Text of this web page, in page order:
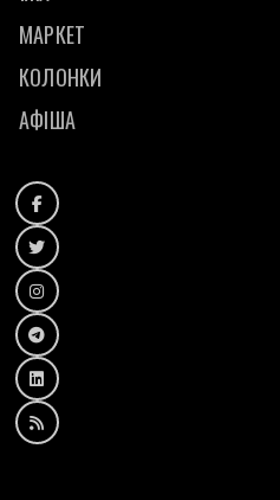
МАРКЕТ
КОЛОНКИ
АФІША